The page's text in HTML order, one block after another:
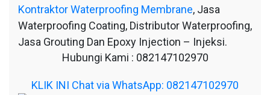
Kontraktor Waterproofing Membrane, Jasa
Waterproofing Coating, Distributor Waterproofing,
Jasa Grouting Dan Epoxy Injection – Injeksi.
Hubungi Kami : 082147102970
KLIK INI Chat via WhatsApp: 082147102970